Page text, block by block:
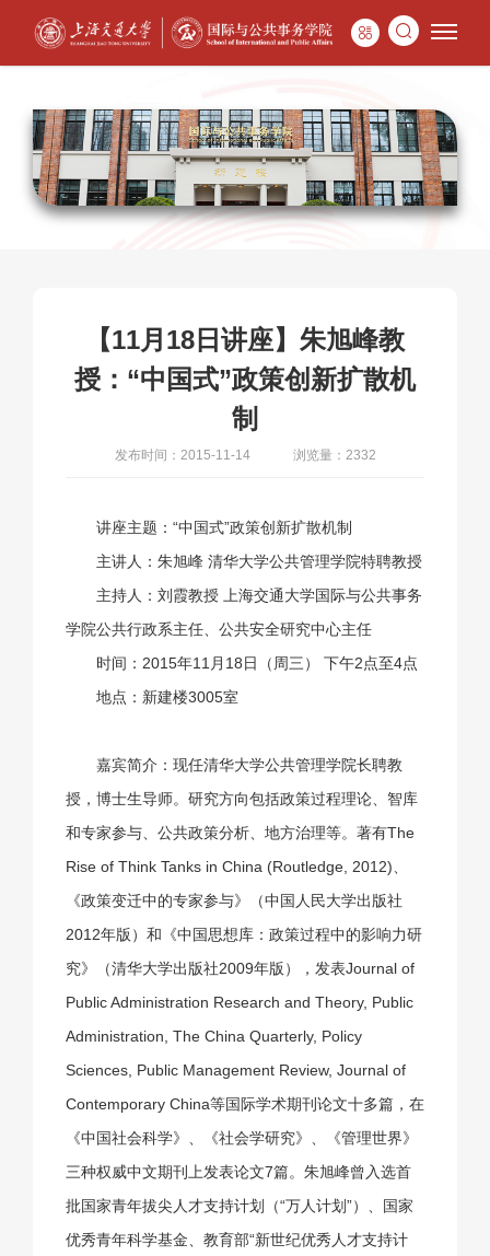
【11月18日讲座】朱旭峰教
授：“中国式”政策创新扩散机
制
发布时间：2015-11-14 浏览量：2332
讲座主题：“中国式”政策创新扩散机制
主讲人：朱旭峰 清华大学公共管理学院特聘教授
主持人：刘霞教授 上海交通大学国际与公共事务
学院公共行政系主任、公共安全研究中心主任
时间：2015年11月18日（周三） 下午2点至4点
地点：新建楼3005室
嘉宾简介：现任清华大学公共管理学院长聘教
授，博士生导师。研究方向包括政策过程理论、智库
和专家参与、公共政策分析、地方治理等。著有The
Rise of Think Tanks in China (Routledge, 2012)、
《政策变迁中的专家参与》（中国人民大学出版社
2012年版）和《中国思想库：政策过程中的影响力研
究》（清华大学出版社2009年版），发表Journal of
Public Administration Research and Theory, Public
Administration, The China Quarterly, Policy
Sciences, Public Management Review, Journal of
Contemporary China等国际学术期刊论文十多篇，在
《中国社会科学》、《社会学研究》、《管理世界》
三种权威中文期刊上发表论文7篇。朱旭峰曾入选首
批国家青年拔尖人才支持计划（“万人计划”）、国家
优秀青年科学基金、教育部“新世纪优秀人才支持计